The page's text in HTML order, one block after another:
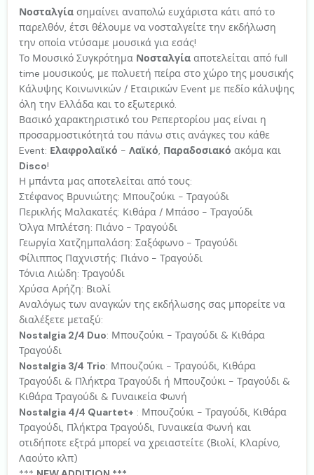
Νοσταλγία σημαίνει αναπολώ ευχάριστα κάτι από το
παρελθόν, έτσι θέλουμε να νοσταλγείτε την εκδήλωση
την οποία ντύσαμε μουσικά για εσάς!
Το Μουσικό Συγκρότημα Νοσταλγία αποτελείται από full
time μουσικούς, με πολυετή πείρα στο χώρο της μουσικής
Κάλυψης Κοινωνικών / Εταιρικών Event με πεδίο κάλυψης
όλη την Ελλάδα και το εξωτερικό.
Βασικό χαρακτηριστικό του Ρεπερτορίου μας είναι η
προσαρμοστικότητά του πάνω στις ανάγκες του κάθε
Event: Ελαφρολαϊκό - Λαϊκό, Παραδοσιακό ακόμα και
Disco!
Η μπάντα μας αποτελείται από τους:
Στέφανος Βρυνιώτης: Μπουζούκι - Τραγούδι
Περικλής Μαλακατές: Κιθάρα / Μπάσο - Τραγούδι
Όλγα Μπλέτση: Πιάνο - Τραγούδι
Γεωργία Χατζημπαλάση: Σαξόφωνο - Τραγούδι
Φίλιππος Παχνιστής: Πιάνο - Τραγούδι
Τόνια Λιώδη: Τραγούδι
Χρύσα Αρήζη: Βιολί
Αναλόγως των αναγκών της εκδήλωσης σας μπορείτε να
διαλέξετε μεταξύ:
Nostalgia 2/4 Duo: Μπουζούκι - Τραγούδι & Κιθάρα
Τραγούδι
Nostalgia 3/4 Trio: Μπουζούκι - Τραγούδι, Κιθάρα
Τραγούδι & Πλήκτρα Τραγούδι ή Μπουζούκι - Τραγούδι &
Κιθάρα Τραγούδι & Γυναικεία Φωνή
Nostalgia 4/4 Quartet+ : Μπουζούκι - Τραγούδι, Κιθάρα
Τραγούδι, Πλήκτρα Τραγούδι, Γυναικεία Φωνή και
οτιδήποτε εξτρά μπορεί να χρειαστείτε (Βιολί, Κλαρίνο,
Λαούτο κλπ)